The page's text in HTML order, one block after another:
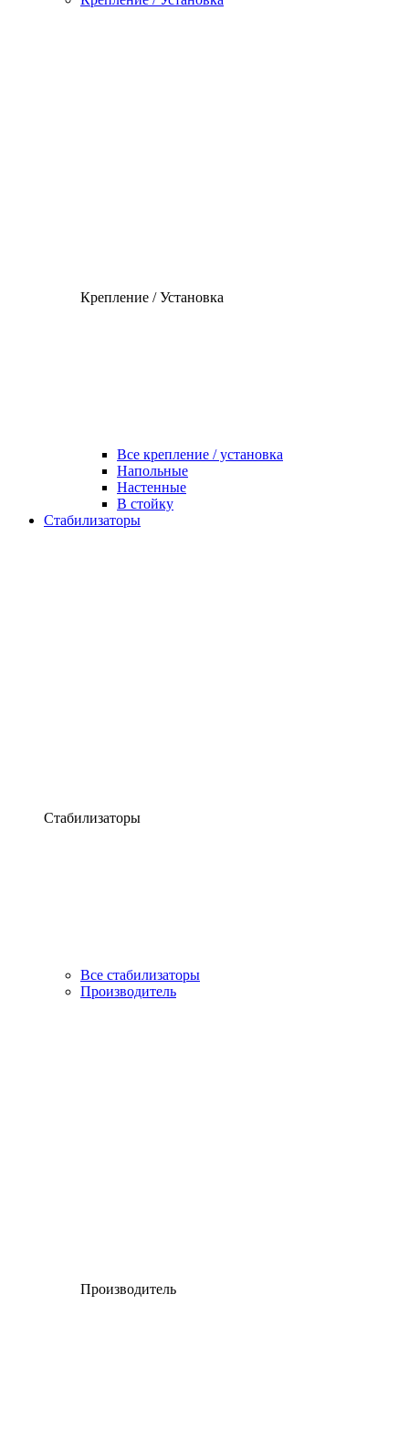
Крепление / Установка
Все крепление / установка
Напольные
Настенные
В стойку
Стабилизаторы
Стабилизаторы
Все стабилизаторы
Производитель
Производитель